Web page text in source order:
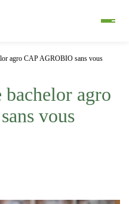
agro CAP AGROBIO sans vous
agro
vous